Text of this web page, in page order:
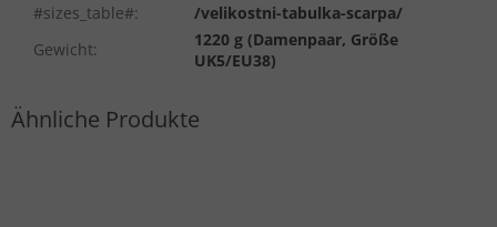
#sizes_table#:
/velikostni-tabulka-scarpa/
Gewicht:
1220 g (Damenpaar, Größe
UK5/EU38)